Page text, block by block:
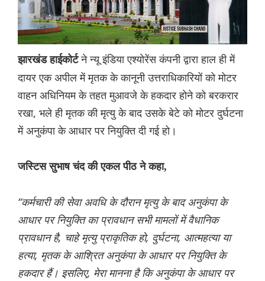
झारखंड हाईकोर्टने न्यू इंडिया एश्योरेंस कंपनी द्वारा हाल ही में
दायर एक अपील में मृतक के कानूनी उत्तराधिकारियों को मोटर
वाहन अधिनियम के तहत मुआवजे के हकदार होने को बरकरार
रखा, भले ही मृतक की मृत्यु के बाद उसके बेटे को मोटर दुर्घटना
में अनुकंपा के आधार पर नियुक्ति दी गई हो।
जस्टिस सुभाष चंद की एकल पीठ ने कहा,
“कर्मचारी की सेवा अवधि के दौरान मृत्यु के बाद अनुकंपा के
आधार पर नियुक्ति का प्रावधान सभी मामलों में वैधानिक
प्रावधान है, चाहे मृत्यु प्राकृतिक हो, दुर्घटना, आत्महत्या या
हत्या, मृतक के आश्रित अनुकंपा के आधार पर नियुक्ति के
हकदार हैं। इसलिए, मेरा मानना ​​है कि अनुकंपा के आधार पर